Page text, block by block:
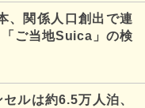
、関係人口創出で連
ご当地Suica」の検
ルは約6.5万人泊、